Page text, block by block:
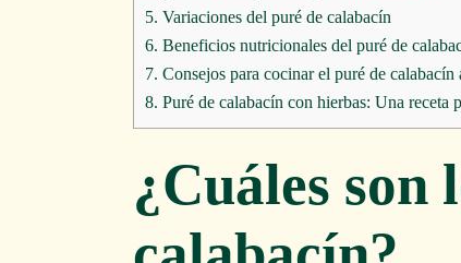
5. Variaciones del puré de calabacín
6. Beneficios nutricionales del puré de
7. Consejos para cocinar el puré de calabacín
8. Puré de calabacín con hierbas: Una receta
¿Cuáles son